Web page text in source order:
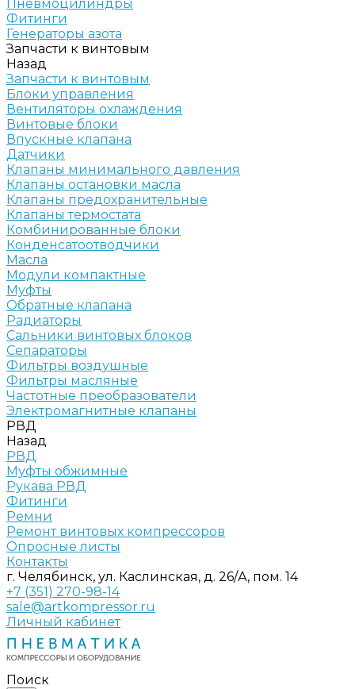
Пневмоцилиндры
Фитинги
Генераторы азота
Запчасти к винтовым
Назад
Запчасти к винтовым
Блоки управления
Вентиляторы охлаждения
Винтовые блоки
Впускные клапана
Датчики
Клапаны минимального давления
Клапаны остановки масла
Клапаны предохранительные
Клапаны термостата
Комбинированные блоки
Конденсатоотводчики
Масла
Модули компактные
Муфты
Обратные клапана
Радиаторы
Сальники винтовых блоков
Сепараторы
Фильтры воздушные
Фильтры масляные
Частотные преобразователи
Электромагнитные клапаны
РВД
Назад
РВД
Муфты обжимные
Рукава РВД
Фитинги
Ремни
Ремонт винтовых компрессоров
Опросные листы
Контакты
г. Челябинск, ул. Каслинская, д. 26/А, пом. 14
+7 (351) 270-98-14
sale@artkompressor.ru
Личный кабинет
Поиск